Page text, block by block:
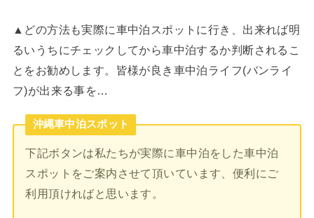
▲どの方法も実際に車中泊スポットに行き、出来れば明
るいうちにチェックしてから車中泊するか判断されるこ
とをお勧めします。皆様が良き車中泊ライフ(バンライ
フ)が出来る事を…
沖縄車中泊スポット
下記ボタンは私たちが実際に車中泊をした車中泊
スポットをご案内させて頂いています、便利にご
利用頂ければと思います。